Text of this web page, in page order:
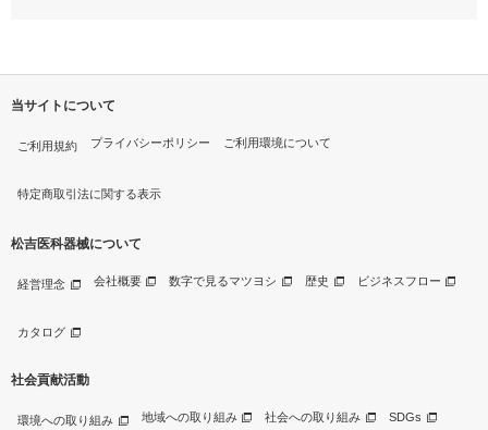
当サイトについて
ご利用規約 プライバシーポリシー ご利用環境について
特定商取引法に関する表示
松吉医科器械について
経営理念 会社概要 数字で見るマツヨシ 歴史 ビジネスフロー
カタログ
社会貢献活動
環境への取り組み 地域への取り組み 社会への取り組み SDGs